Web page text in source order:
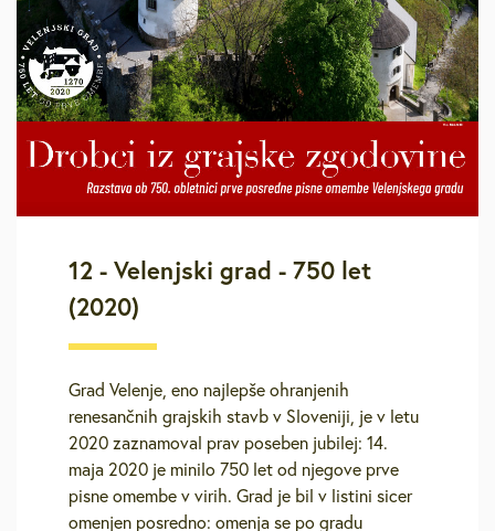
12 - Velenjski grad - 750 let
(2020)
Grad Velenje, eno najlepše ohranjenih
renesančnih grajskih stavb v Sloveniji, je v letu
2020 zaznamoval prav poseben jubilej: 14.
maja 2020 je minilo 750 let od njegove prve
pisne omembe v virih. Grad je bil v listini sicer
omenjen posredno: omenja se po gradu